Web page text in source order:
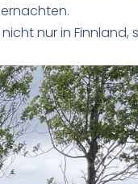
nur in Finnland,